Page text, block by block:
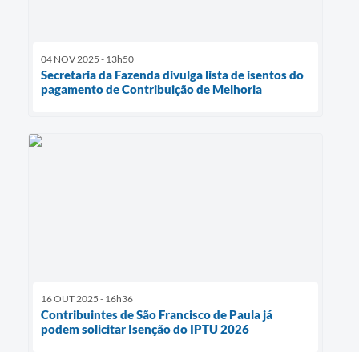
04 NOV 2025 - 13h50
Secretaria da Fazenda divulga lista de isentos do
pagamento de Contribuição de Melhoria
16 OUT 2025 - 16h36
Contribuintes de São Francisco de Paula já
podem solicitar Isenção do IPTU 2026